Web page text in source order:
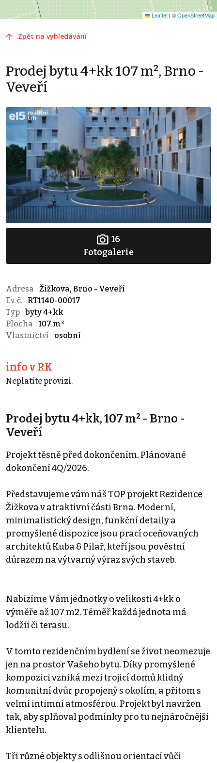
Leaflet | ©OpenStreetMap
Zpět na vyhledávání
Prodej bytu 4+kk 107 m², Brno -
Veveří
16
Fotogalerie
Adresa
Žižkova, Brno - Veveří
Ev. č.
RT1140-00017
Typ byty 4+kk
Plocha
107 m²
Vlastnictví
osobní
info v RK
Neplatíte provizi.
Prodej bytu 4+kk, 107 m² - Brno -
Veveří
Projekt těsně před dokončením. Plánované
dokončení 4Q/2026.
Představujeme vám náš TOP projekt Rezidence
Žižkova v atraktivní části Brna. Moderní,
minimalistický design, funkční detaily a
promyšlené dispozice jsou prací oceňovaných
architektů Kuba & Pilař, kteří jsou pověstní
důrazem na výtvarný výraz svých staveb.
Nabízíme Vám jednotky o velikosti 4+kk o
výměře až 107 m2. Téměř každá jednota má
lodžii či terasu.
V tomto rezidenčním bydlení se život neomezuje
jen na prostor Vašeho bytu. Díky promyšlené
kompozici vzniká mezi trojicí domů klidný
komunitní dvůr propojený s okolím, a přitom s
velmi intimní atmosférou. Projekt byl navržen
tak, aby splňoval podmínky pro tu nejnáročnější
klientelu.
Tři různé objekty s odlišnou orientací vůči